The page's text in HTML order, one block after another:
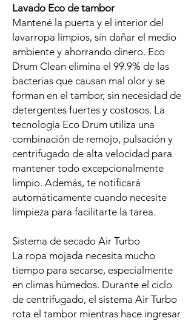
Lavado Eco de tambor
Mantené la puerta y el interior del
lavarropa limpios, sin dañar el medio
ambiente y ahorrando dinero. Eco
Drum Clean elimina el 99.9% de las
bacterias que causan mal olor y se
forman en el tambor, sin necesidad de
detergentes fuertes y costosos. La
tecnología Eco Drum utiliza una
combinación de remojo, pulsación y
centrifugado de alta velocidad para
mantener todo excepcionalmente
limpio. Además, te notificará
automáticamente cuando necesite
limpieza para facilitarte la tarea.
Sistema de secado Air Turbo
La ropa mojada necesita mucho
tiempo para secarse, especialmente
en climas húmedos. Durante el ciclo
de centrifugado, el sistema Air Turbo
rota el tambor mientras hace ingresar